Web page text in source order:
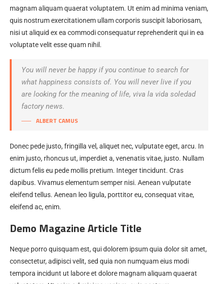
magnam aliquam quaerat voluptatem. Ut enim ad minima veniam,
quis nostrum exercitationem ullam corporis suscipit laboriosam,
nisi ut aliquid ex ea commodi consequatur reprehenderit qui in ea
voluptate velit esse quam nihil.
You will never be happy if you continue to search for
what happiness consists of. You will never live if you
are looking for the meaning of life, viva la vida soledad
factory news.
ALBERT CAMUS
Donec pede justo, fringilla vel, aliquet nec, vulputate eget, arcu. In
enim justo, rhoncus ut, imperdiet a, venenatis vitae, justo. Nullam
dictum felis eu pede mollis pretium. Integer tincidunt. Cras
dapibus. Vivamus elementum semper nisi. Aenean vulputate
eleifend tellus. Aenean leo ligula, porttitor eu, consequat vitae,
eleifend ac, enim.
Demo Magazine Article Title
Neque porro quisquam est, qui dolorem ipsum quia dolor sit amet,
consectetur, adipisci velit, sed quia non numquam eius modi
tempora incidunt ut labore et dolore magnam aliquam quaerat